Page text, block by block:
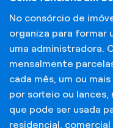
No consórcio de
organiza para formar
uma administradora.
mensalmente
cada mês, um ou
por sorteio ou
que pode ser usada
residencial,